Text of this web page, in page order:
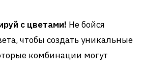
с цветами! Не бойся
чтобы создать уникальные
комбинации могут